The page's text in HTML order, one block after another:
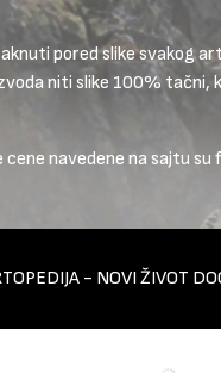
pored slike svakog
niti slike 100%
cene navedene na sajtu su
- NOVI ŽIVOT